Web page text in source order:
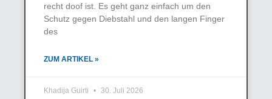
recht doof ist. Es geht ganz einfach um den
Schutz gegen Diebstahl und den langen Finger
des
ZUM ARTIKEL »
Khadija Guirti 30. Juli 2026